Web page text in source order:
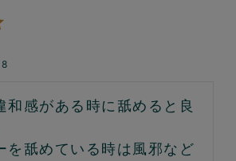
和感がある時に舐めると良
を舐めている時は風邪など